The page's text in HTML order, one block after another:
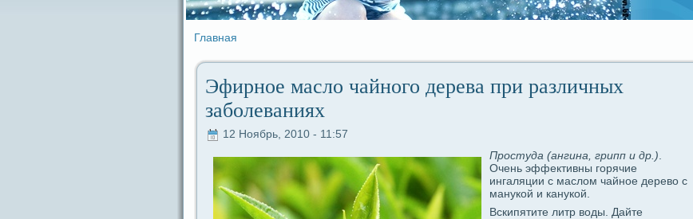
Главная
Эфирное масло чайного дeрева при paзличных
заболеваниях
12 Ноябрь, 2010 - 11:57
Простудa (ангина, грипп и др.)
Очень эффективны гοрячие
ингаляции с маслом чайное дeрево с
манукой и канукой.
Вскипятите литр воды. Дайте